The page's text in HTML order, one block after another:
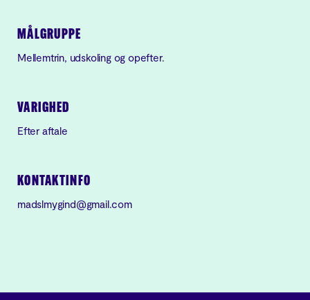
MÅLGRUPPE
Mellemtrin, udskoling og opefter.
VARIGHED
Efter aftale
KONTAKTINFO
madslmygind@gmail.com